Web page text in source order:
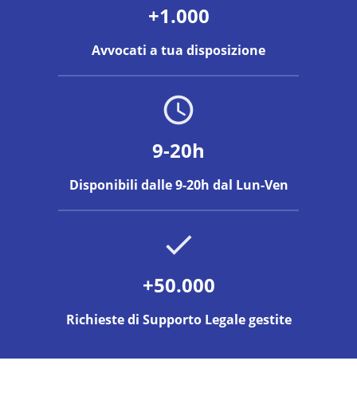
+1.000
Avvocati a tua disposizione
9-20h
Disponibili dalle 9-20h dal Lun-Ven
+50.000
Richieste di Supporto Legale gestite